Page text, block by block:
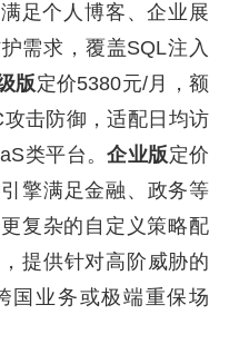
足个人博客、企业展
需求，覆盖SQL注入
版定价5380元/月，额
击防御，适配日均访
类平台。企业版定价
擎满足金融、政务等
复杂的自定义策略配
提供针对高阶威胁的
国业务或极端重保场